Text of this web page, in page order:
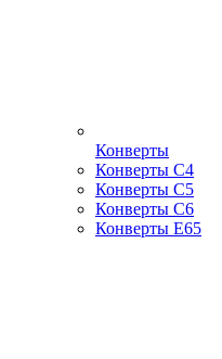
Конверты
Конверты С4
Конверты С5
Конверты С6
Конверты Е65